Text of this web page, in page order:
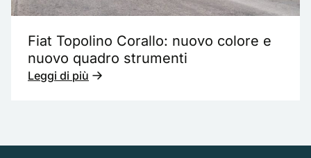
Fiat Topolino Corallo: nuovo colore e
nuovo quadro strumenti
Leggi di più